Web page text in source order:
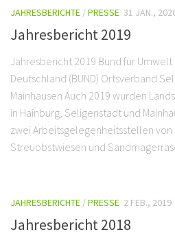
JAHRESBERICHTE /PRESSE 31 JAN.,
Jahresbericht 2019
Jahresbericht 2019 Bund für
Deutschland (BUND) Ortsverband
Mainhausen Auch 2019 wurden
in Hainburg, Seligenstadt und
zwei Arbeitsgelegenheitsstellen
Streuobstwiesen und
JAHRESBERICHTE /PRESSE 2 FEB., 2019
Jahresbericht 2018